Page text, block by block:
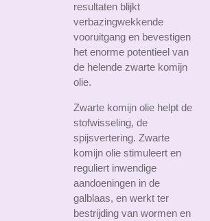
resultaten blijkt
verbazingwekkende
vooruitgang en bevestigen
het enorme potentieel van
de helende zwarte komijn
olie.
Zwarte komijn olie helpt de
stofwisseling, de
spijsvertering. Zwarte
komijn olie stimuleert en
reguliert inwendige
aandoeningen in de
galblaas, en werkt ter
bestrijding van wormen en